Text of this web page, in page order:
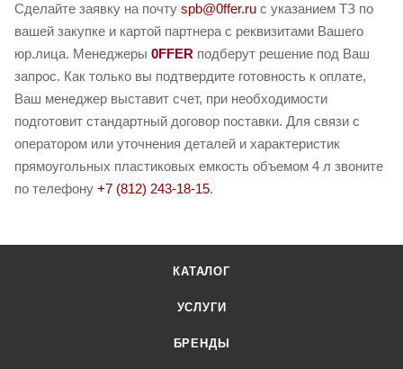
Сделайте заявку на почту spb@0ffer.ru с указанием ТЗ по
вашей закупке и картой партнера с реквизитами Вашего
юр.лица. Менеджеры 0FFER подберут решение под Ваш
запрос. Как только вы подтвердите готовность к оплате,
Ваш менеджер выставит счет, при необходимости
подготовит стандартный договор поставки. Для связи с
оператором или уточнения деталей и характеристик
прямоугольных пластиковых емкость объемом 4 л звоните
по телефону +7 (812) 243-18-15.
КАТАЛОГ
УСЛУГИ
БРЕНДЫ